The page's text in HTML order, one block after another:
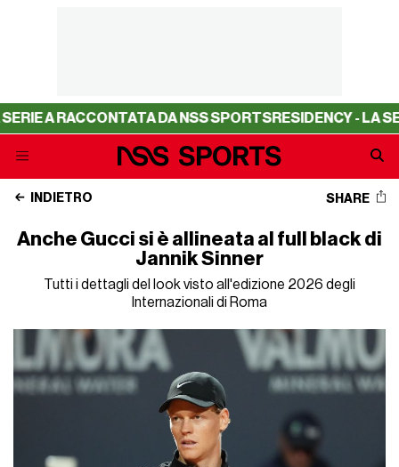
RACCONTATA DA NSS SPORTSRESIDENCY - LA SERIE A
INDIETRO SHARE
Anche Gucci si è allineata al full black di
Jannik Sinner
Tutti i dettagli del look visto all'edizione 2026 degli
Internazionali di Roma